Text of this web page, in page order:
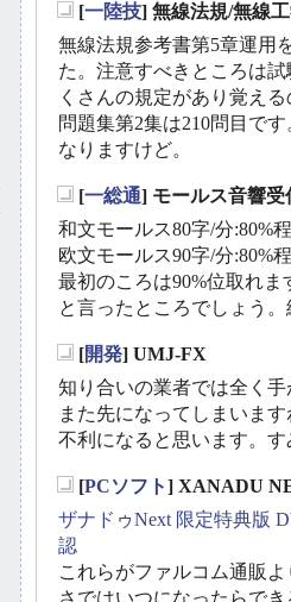
[一陸技] 無線法規/無線
無線法規参考書第5章運用
た。注意すべきところは
くさんの規定があり覚え
問題集第2集は210問目で
なりますけど。
[一総通] モールス音響受
和文モールス80字/分:80%
欧文モールス90字/分:80%
最初のころは90%位取れ
と言ったところでしょう。
[開発] UMJ-FX
知り合いの業者では全く
また先になってしまいま
不利になると思います。す
[PCソフト] XANADU
ザナドゥNext 限定特典版
認
これらがファルコム通販
さではいつになったらで